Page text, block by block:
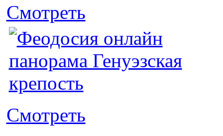
Смотреть
Смотреть